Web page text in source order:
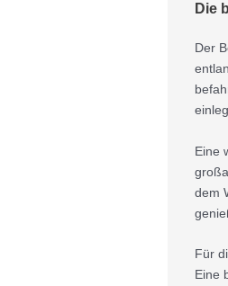
Die
Der
Eine
dem
Für
Eine